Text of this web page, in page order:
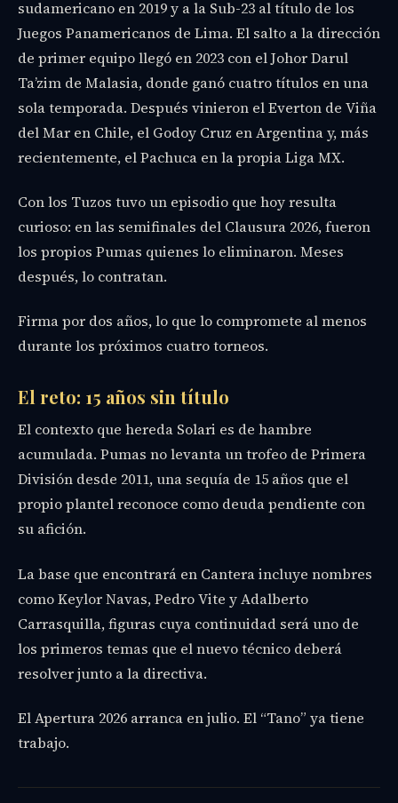
sudamericano en 2019 y a la Sub-23 al título de los
Juegos Panamericanos de Lima. El salto a la dirección
de primer equipo llegó en 2023 con el Johor Darul
Ta’zim de Malasia, donde ganó cuatro títulos en una
sola temporada. Después vinieron el Everton de Viña
del Mar en Chile, el Godoy Cruz en Argentina y, más
recientemente, el Pachuca en la propia Liga MX.
Con los Tuzos tuvo un episodio que hoy resulta
curioso: en las semifinales del Clausura 2026, fueron
los propios Pumas quienes lo eliminaron. Meses
después, lo contratan.
Firma por dos años, lo que lo compromete al menos
durante los próximos cuatro torneos.
El reto: 15 años sin título
El contexto que hereda Solari es de hambre
acumulada. Pumas no levanta un trofeo de Primera
División desde 2011, una sequía de 15 años que el
propio plantel reconoce como deuda pendiente con
su afición.
La base que encontrará en Cantera incluye nombres
como Keylor Navas, Pedro Vite y Adalberto
Carrasquilla, figuras cuya continuidad será uno de
los primeros temas que el nuevo técnico deberá
resolver junto a la directiva.
El Apertura 2026 arranca en julio. El “Tano” ya tiene
trabajo.